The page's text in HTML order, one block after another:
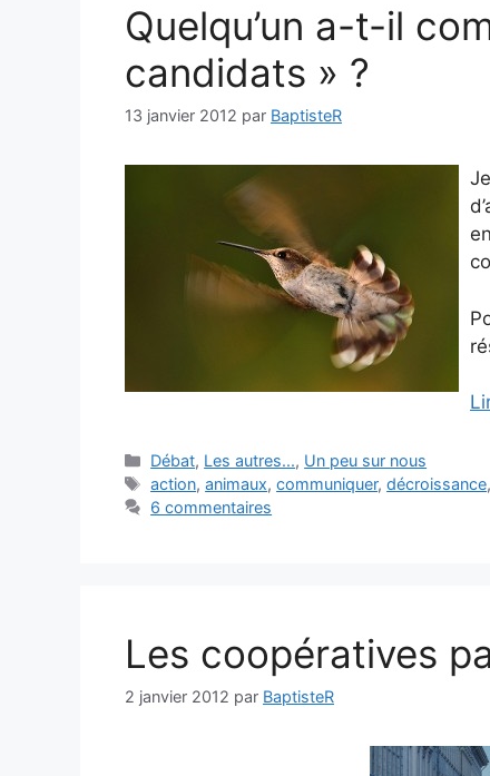
Quelqu’un a-t-il
candidats » ?
13 janvier 2012 par BaptisteR
Catégories
Débat, Les autres..., Un peu sur nous
Étiquettes
action,animaux,communiquer,décroissance,
6 commentaires
Les coopératives
2 janvier 2012 par BaptisteR